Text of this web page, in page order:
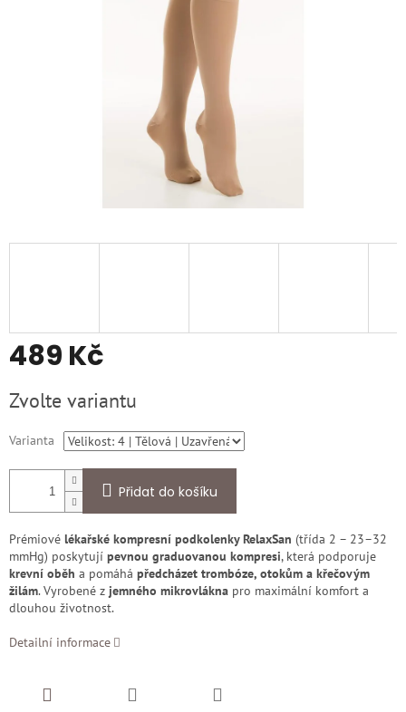
489 Kč
cena:
Zvolte variantu
Varianta
Přidat do košíku
Prémiové lékařské kompresní podkolenky RelaxSan (třída 2 – 23–32
mmHg) poskytují pevnou graduovanou kompresi, která podporuje
krevní oběh a pomáhá předcházet trombóze, otokům a křečovým
žilám. Vyrobené z jemného mikrovlákna pro maximální komfort a
dlouhou životnost.
Detailní informace